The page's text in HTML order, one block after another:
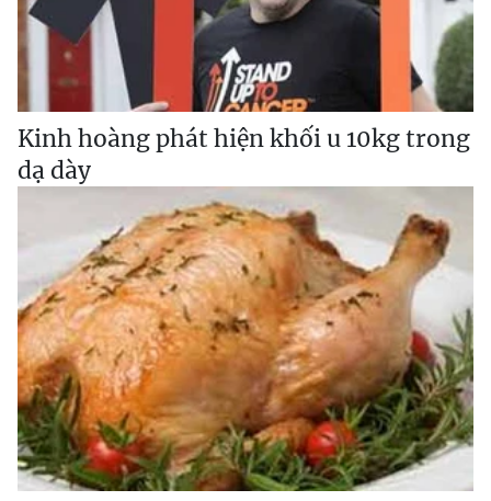
Kinh hoàng phát hiện khối u 10kg trong
dạ dày